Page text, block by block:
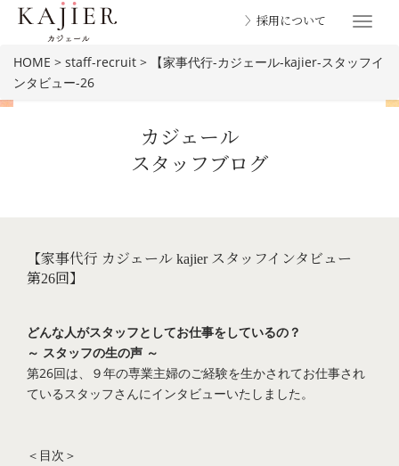
Toggle
〉採用について
HOME > staff-recruit >
【家事代行-カジェール-kajier-スタッフイ
ンタビュー-26
カジェール
スタッフブログ
【家事代行 カジェール kajier スタッフインタビュー
第26回】
どんな人がスタッフとしてお仕事をしているの？
～ スタッフの生の声 ～
第26回は、９年の専業主婦のご経験を生かされてお仕事され
ているスタッフさんにインタビューいたしました。
＜目次＞